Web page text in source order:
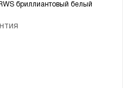
бриллиантовый белый